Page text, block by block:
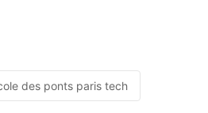
des ponts paris tech